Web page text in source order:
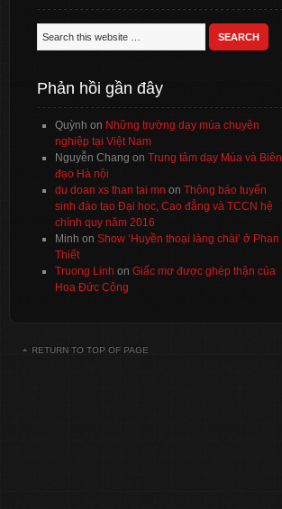
Phản hồi gần đây
Quỳnh on Những trường dạy múa chuyên
nghiệp tại Việt Nam
Nguyễn Chang on Trung tâm dạy Múa và Biên
đạo Hà nội
du doan xs than tai mn on Thông báo tuyển
sinh đào tạo Đại học, Cao đẳng và TCCN hệ
chính quy năm 2016
Minh on Show ‘Huyền thoại làng chài’ ở Phan
Thiết
Truong Linh on Giấc mơ được ghép thận của
Hoa Đức Công
RETURN TO TOP OF PAGE